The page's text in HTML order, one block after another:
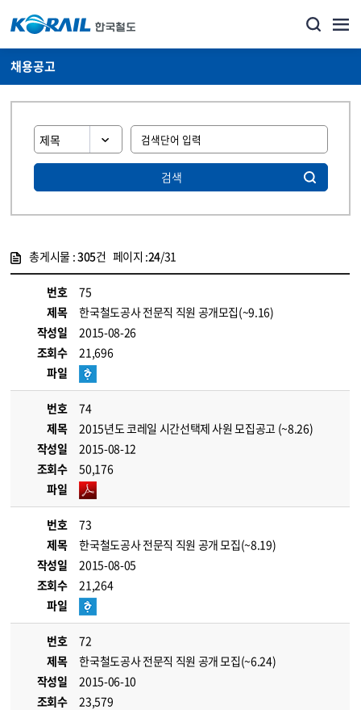
채용공고
검색
총게시물 :305건 페이지 :24/31
번호
75
제목
한국철도공사 전문직 직원 공개모집(~9.16)
작성일
2015-08-26
조회수
21,696
파일
번호
74
제목
2015년도 코레일 시간선택제 사원 모집공고 (~8.26)
작성일
2015-08-12
조회수
50,176
파일
번호
73
제목
한국철도공사 전문직 직원 공개 모집(~8.19)
작성일
2015-08-05
조회수
21,264
파일
번호
72
제목
한국철도공사 전문직 직원 공개 모집(~6.24)
작성일
2015-06-10
조회수
23,579